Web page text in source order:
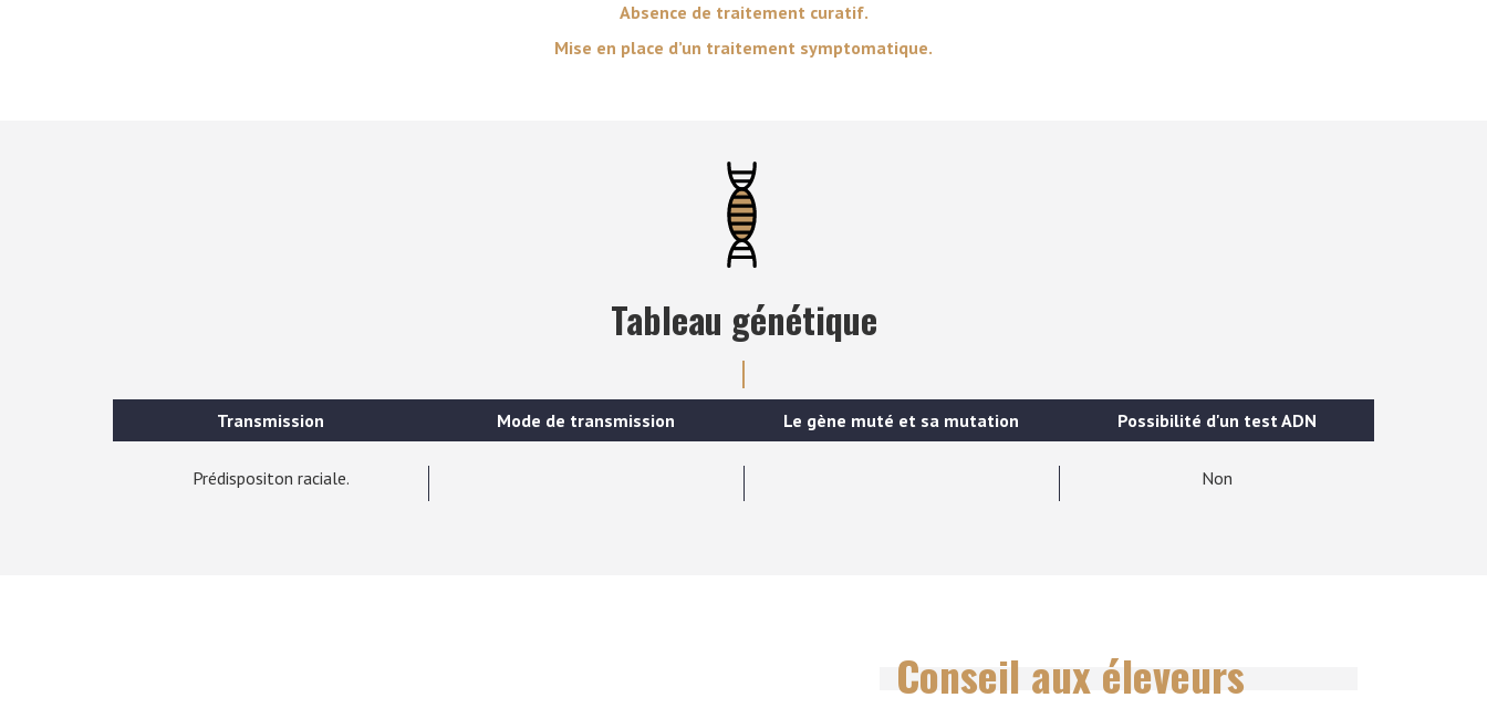
Absence de traitement curatif.
Mise en place d’un traitement symptomatique.
Tableau génétique
Transmission Mode de transmission Le gène muté et sa mutation Possibilité d'un test ADN
Prédispositon raciale. Non
Conseil aux éleveurs